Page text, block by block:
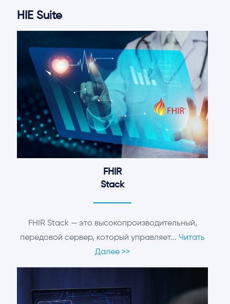
HIE Suite
FHIR
Stack
FHIR Stack — это высокопроизводительный,
передовой сервер, который управляет... Читать
Далее >>